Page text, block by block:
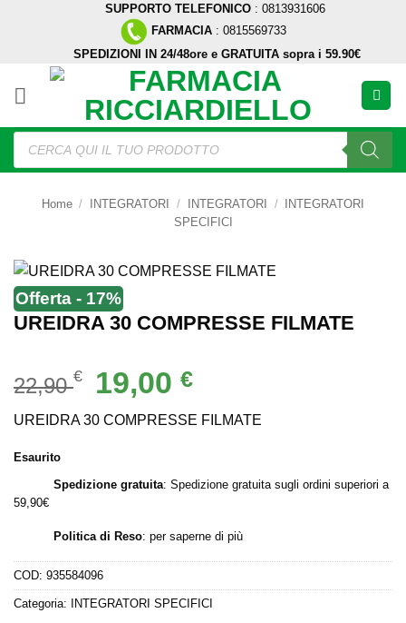
SUPPORTO TELEFONICO : 0813931606
FARMACIA : 0815569733
SPEDIZIONI IN 24/48ore e GRATUITA sopra i 59.90€
Ricerca
prodotti
Home / INTEGRATORI / INTEGRATORI /
INTEGRATORI
SPECIFICI
Offerta - 17%
UREIDRA 30 COMPRESSE FILMATE
22,90€
Il
prezzo
originale
19,00€Il
attuale
UREIDRA 30 COMPRESSE FILMATE
Esaurito
Spedizione gratuita: Spedizione gratuita sugli ordini superiori a
59,90€
Politica di Reso: per saperne di più
COD: 935584096
Categoria: INTEGRATORI SPECIFICI